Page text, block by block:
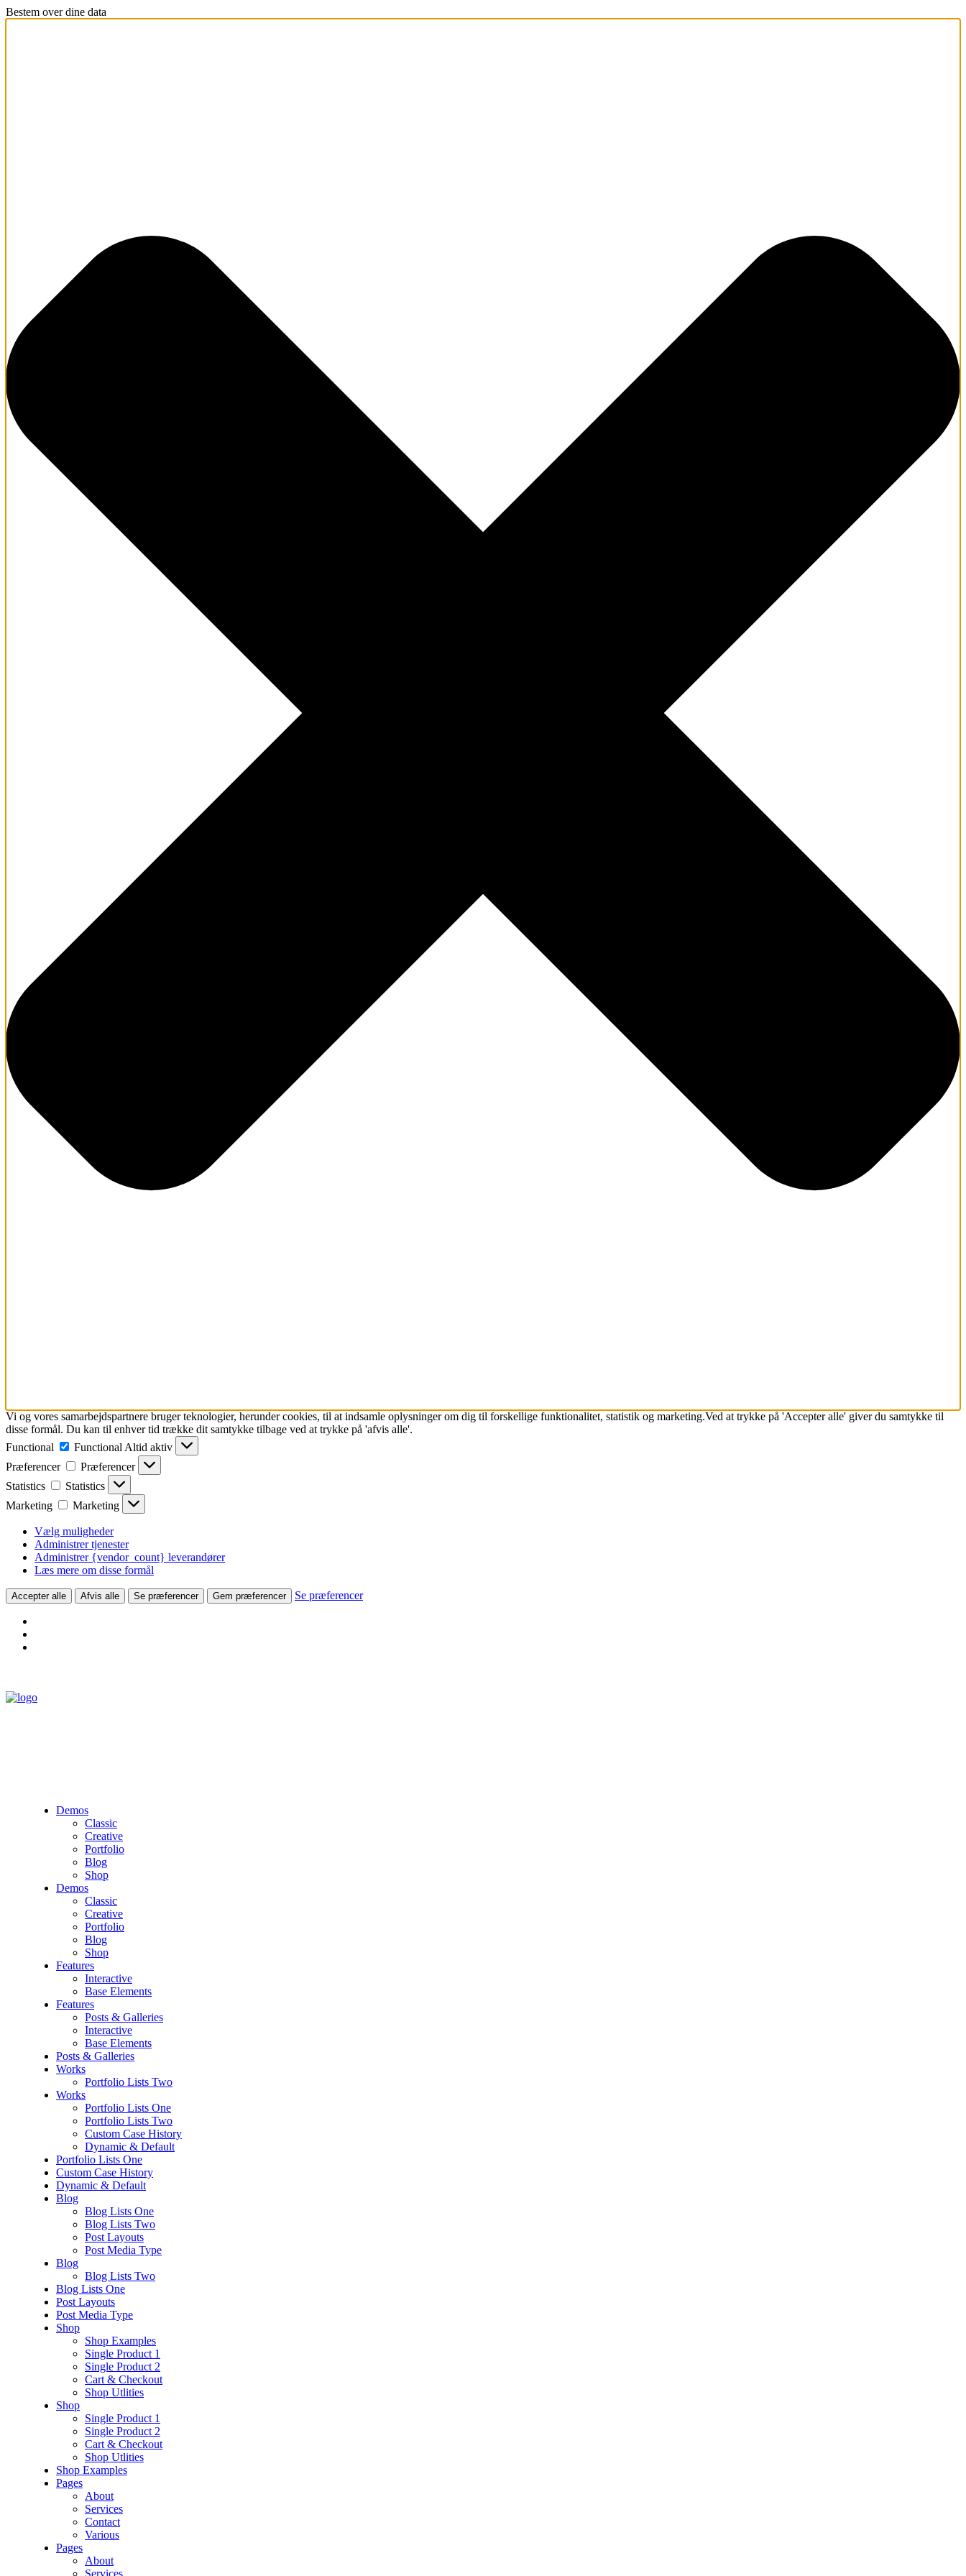
Bestem over dine data
Vi og vores samarbejdspartnere bruger teknologier, herunder cookies, til at indsamle oplysninger om dig til forskellige funktionalitet, statistik og marketing.Ved at trykke på 'Accepter alle' giver du samtykke til
disse formål. Du kan til enhver tid trække dit samtykke tilbage ved at trykke på 'afvis alle'.
Functional
Functional Altid aktiv
Præferencer
Præferencer
Statistics
Statistics
Marketing
Marketing
Vælg muligheder
Administrer tjenester
Administrer {vendor_count} leverandører
Læs mere om disse formål
Accepter alle Afvis alle Se præferencer Gem præferencer Se præferencer
Demos
Classic
Creative
Portfolio
Blog
Shop
Demos
Classic
Creative
Portfolio
Blog
Shop
Features
Interactive
Base Elements
Features
Posts & Galleries
Interactive
Base Elements
Posts & Galleries
Works
Portfolio Lists Two
Works
Portfolio Lists One
Portfolio Lists Two
Custom Case History
Dynamic & Default
Portfolio Lists One
Custom Case History
Dynamic & Default
Blog
Blog Lists One
Blog Lists Two
Post Layouts
Post Media Type
Blog
Blog Lists Two
Blog Lists One
Post Layouts
Post Media Type
Shop
Shop Examples
Single Product 1
Single Product 2
Cart & Checkout
Shop Utlities
Shop
Single Product 1
Single Product 2
Cart & Checkout
Shop Utlities
Shop Examples
Pages
About
Services
Contact
Various
Pages
About
Services